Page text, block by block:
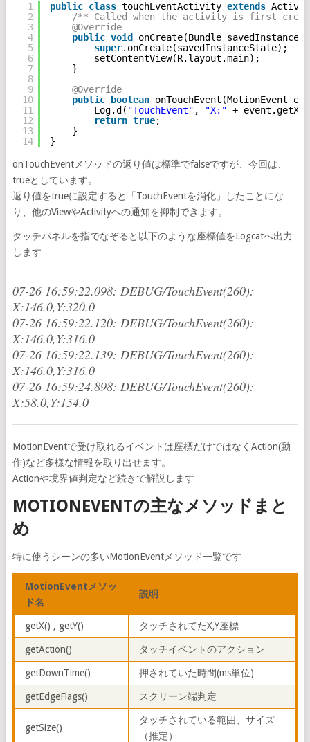
1
2
3
4
5
6
7
8
9
10
11
12
13
14
public class touchEventActivity extends
/** Called when the activity is first
@Override
public void
onCreate(Bundle
super.onCreate(savedInstanceState);
setContentView(R.layout.main);
}
@Override
public
boolean onTouchEvent(MotionEvent
Log.d( "TouchEvent" , "X:" +
return true;
}
}
onTouchEventメソッドの返り値は標準でfalseですが、今回は、
trueとしています。
返り値をtrueに設定すると「TouchEventを消化」したことにな
り、他のViewやActivityへの通知を抑制できます。
タッチパネルを指でなぞると以下のような座標値をLogcatへ出力
します
07-26 16:59:22.098: DEBUG/TouchEvent(260):
X:146.0,Y:320.0
07-26 16:59:22.120: DEBUG/TouchEvent(260):
X:146.0,Y:316.0
07-26 16:59:22.139: DEBUG/TouchEvent(260):
X:146.0,Y:316.0
07-26 16:59:24.898: DEBUG/TouchEvent(260):
X:58.0,Y:154.0
MotionEventで受け取れるイベントは座標だけではなくAction(動
作)など多様な情報を取り出せます。
Actionや境界値判定など続きで解説します
MOTIONEVENTの主なメソッドまと
め
特に使うシーンの多いMotionEventメソッド一覧です
MotionEventメソッ
ド名
説明
getX() , getY() タッチされてたX,Y座標
getAction() タッチイベントのアクション
getDownTime() 押されていた時間(ms単位)
getEdgeFlags() スクリーン端判定
getSize()
タッチされている範囲、サイズ
（推定）